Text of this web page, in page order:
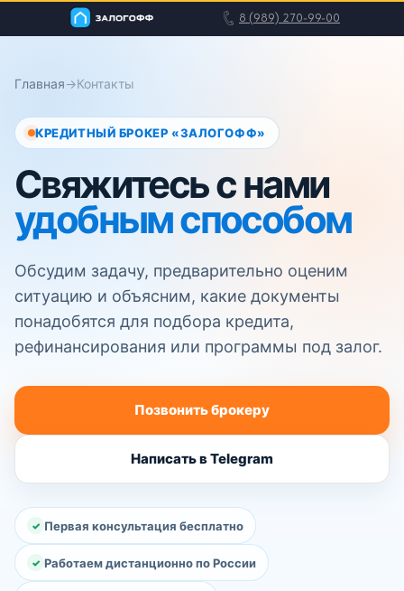
Главная
8 (989) 270-99-00
Главная→Контакты
КРЕДИТНЫЙ БРОКЕР «ЗАЛОГОФФ»
Свяжитесь с нами
удобным способом
Обсудим задачу, предварительно оценим
ситуацию и объясним, какие документы
понадобятся для подбора кредита,
рефинансирования или программы под залог.
Позвонить брокеру
Написать в Telegram
Первая консультация бесплатно
Работаем дистанционно по России